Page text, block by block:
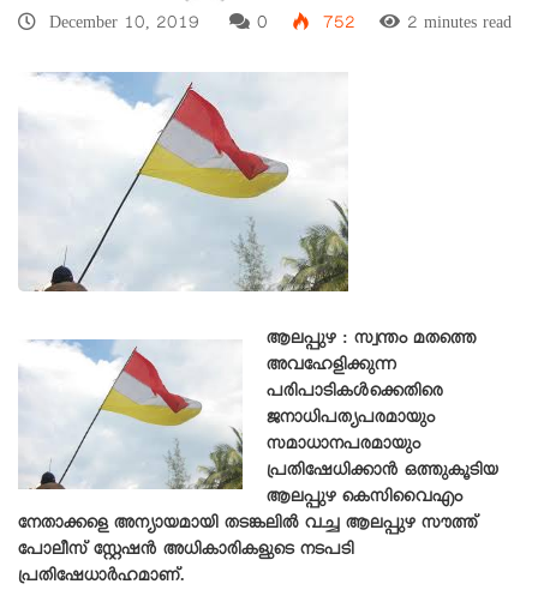
December 10, 2019
0 752 2 minutes read
ആലപ്പുഴ : സ്വന്തം മതത്തെ
അവഹേളിക്കുന്ന
പരിപാടികൾക്കെതിരെ
ജനാധിപത്യപരമായും
സമാധാനപരമായും
പ്രതിഷേധിക്കാൻ ഒത്തുകൂടിയ
ആലപ്പുഴ കെസിവൈഎം
നേതാക്കളെ അന്യായമായി തടങ്കലിൽ വച്ച ആലപ്പുഴ സൗത്ത്
പോലീസ് സ്റ്റേഷൻ അധികാരികളുടെ നടപടി
പ്രതിഷേധാർഹമാണ്.